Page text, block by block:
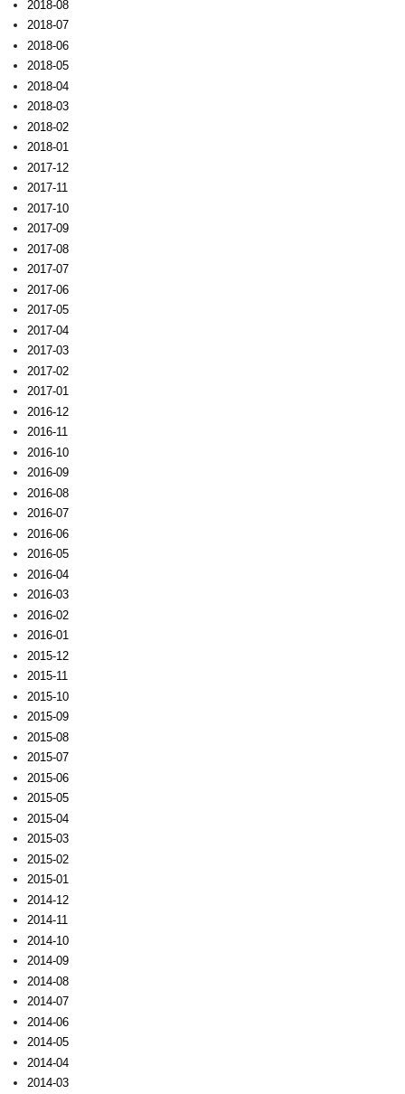
2018-08
2018-07
2018-06
2018-05
2018-04
2018-03
2018-02
2018-01
2017-12
2017-11
2017-10
2017-09
2017-08
2017-07
2017-06
2017-05
2017-04
2017-03
2017-02
2017-01
2016-12
2016-11
2016-10
2016-09
2016-08
2016-07
2016-06
2016-05
2016-04
2016-03
2016-02
2016-01
2015-12
2015-11
2015-10
2015-09
2015-08
2015-07
2015-06
2015-05
2015-04
2015-03
2015-02
2015-01
2014-12
2014-11
2014-10
2014-09
2014-08
2014-07
2014-06
2014-05
2014-04
2014-03